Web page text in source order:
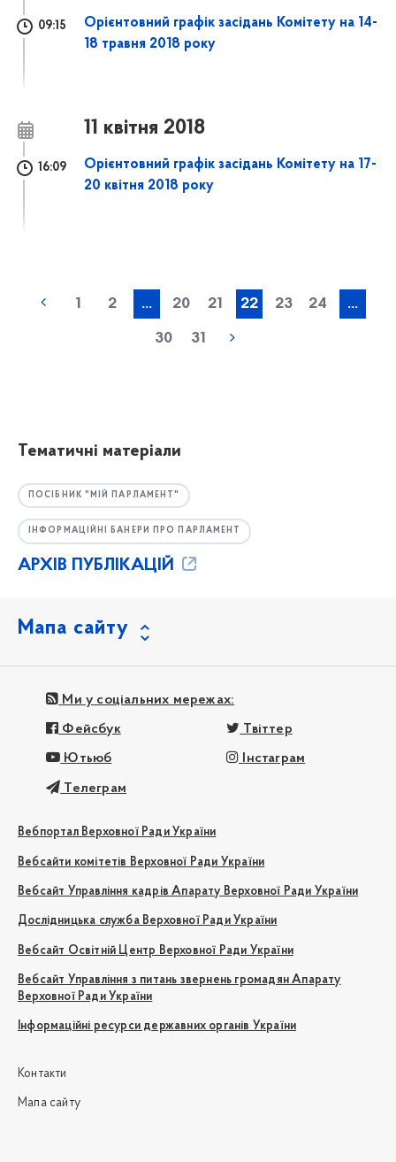
09:15
Орієнтовний графік засідань Комітету на 14-
18 травня 2018 року
11 квітня 2018
16:09
Орієнтовний графік засідань Комітету на 17-
20 квітня 2018 року
1 2 ... 20 21 22 23 24 ...
30 31
Тематичні матеріали
ПОСІБНИК "МІЙ ПАРЛАМЕНТ"
ІНФОРМАЦІЙНІ БАНЕРИ ПРО ПАРЛАМЕНТ
АРХІВ ПУБЛІКАЦІЙ
Мапа сайту
Ми у соціальних мережах:
Фейсбук Твіттер
Ютьюб Інстаграм
Телеграм
Вебпортал Верховної Ради України
Вебсайти комітетів Верховної Ради України
Вебсайт Управління кадрів Апарату Верховної Ради України
Дослідницька служба Верховної Ради України
Вебсайт Освітній Центр Верховної Ради України
Вебсайт Управління з питань звернень громадян Апарату
Верховної Ради України
Інформаційні ресурси державних органів України
Контакти
Мапа сайту